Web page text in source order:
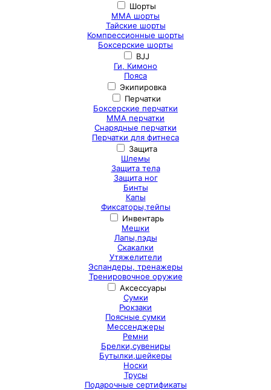
Шорты
ММА шорты
Тайские шорты
Компрессионные шорты
Боксерские шорты
BJJ
Ги, Кимоно
Пояса
Экипировка
Перчатки
Боксерские перчатки
ММА перчатки
Снарядные перчатки
Перчатки для фитнеса
Защита
Шлемы
Защита тела
Защита ног
Бинты
Капы
Фиксаторы,тейпы
Инвентарь
Мешки
Лапы,пэды
Скакалки
Утяжелители
Эспандеры, тренажеры
Тренировочное оружие
Аксессуары
Сумки
Рюкзаки
Поясные сумки
Мессенджеры
Ремни
Брелки,сувениры
Бутылки,шейкеры
Носки
Трусы
Подарочные сертификаты